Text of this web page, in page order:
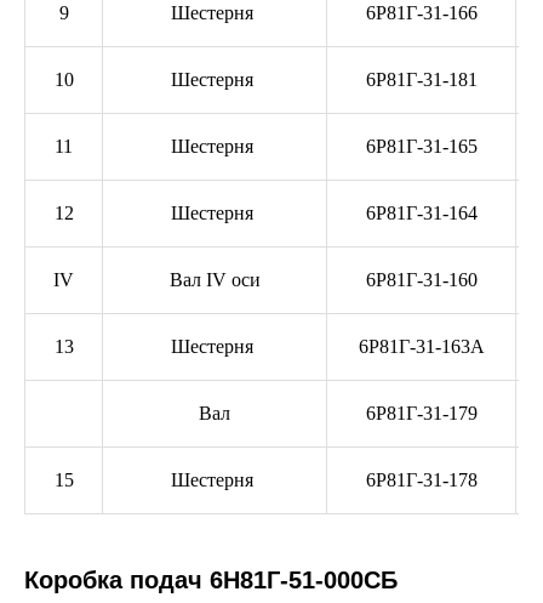
9 Шестерня 6Р81Г-31-166
10 Шестерня 6Р81Г-31-181
11 Шестерня 6Р81Г-31-165
12 Шестерня 6Р81Г-31-164
IV Вал IV оси 6Р81Г-31-160
13 Шестерня 6Р81Г-31-163А
Вал 6Р81Г-31-179
15 Шестерня 6Р81Г-31-178
Коробка подач 6Н81Г-51-000СБ